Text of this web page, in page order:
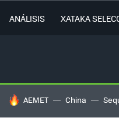
ANÁLISIS XATAKA
HOY SE HABLA DE
AEMET China